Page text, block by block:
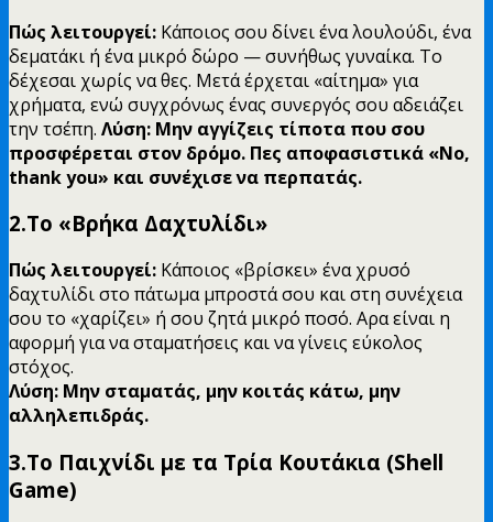
Πώς λειτουργεί: Κάποιος σου δίνει ένα λουλούδι, ένα
δεματάκι ή ένα μικρό δώρο — συνήθως γυναίκα. Το
δέχεσαι χωρίς να θες. Μετά έρχεται «αίτημα» για
χρήματα, ενώ συγχρόνως ένας συνεργός σου αδειάζει
την τσέπη. Λύση: Μην αγγίζεις τίποτα που σου
προσφέρεται στον δρόμο. Πες αποφασιστικά «No,
thank you» και συνέχισε να περπατάς.
2.Το «Βρήκα Δαχτυλίδι»
Πώς λειτουργεί: Κάποιος «βρίσκει» ένα χρυσό
δαχτυλίδι στο πάτωμα μπροστά σου και στη συνέχεια
σου το «χαρίζει» ή σου ζητά μικρό ποσό. Αρα είναι η
αφορμή για να σταματήσεις και να γίνεις εύκολος
στόχος.
Λύση: Μην σταματάς, μην κοιτάς κάτω, μην
αλληλεπιδράς.
3.Το Παιχνίδι με τα Τρία Κουτάκια (Shell
Game)